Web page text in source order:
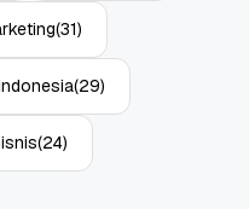
(31)
(29)
(24)